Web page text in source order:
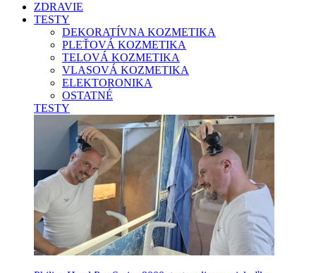
ZDRAVIE
TESTY
DEKORATÍVNA KOZMETIKA
PLEŤOVÁ KOZMETIKA
TELOVÁ KOZMETIKA
VLASOVÁ KOZMETIKA
ELEKTORONIKA
OSTATNÉ
TESTY